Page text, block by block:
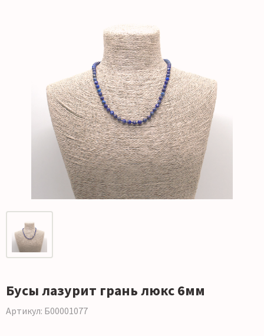
Бусы лазурит грань люкс 6мм
Артикул: Б00001077